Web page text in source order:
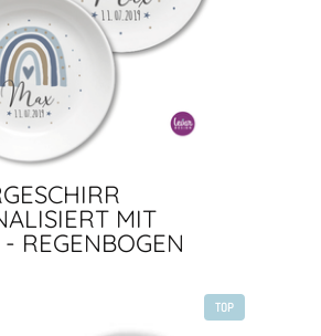
MIT
REGENBOGEN
TOP